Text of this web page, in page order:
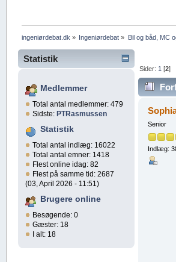
ingeniørdebat.dk » Ingeniørdebat » Bil og båd, MC
Statistik
Medlemmer
Total antal medlemmer: 479
Sidste: PTRasmussen
Statistik
Total antal indlæg: 16022
Total antal emner: 1418
Flest online idag: 82
Flest på samme tid: 2687
(03, April 2026 - 11:51)
Brugere online
Besøgende: 0
Gæster: 18
I alt: 18
Sider: 1 [2]
(Læst
Senior
Indlæg: